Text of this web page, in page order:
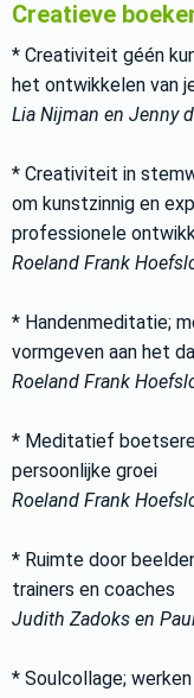
Creatieve
* Creativiteit géén
het ontwikkelen van
Lia Nijman en Jenny
* Creativiteit in
om kunstzinnig en
professionele
Roeland Frank
* Handenmeditatie;
vormgeven aan het
Roeland Frank
* Meditatief
persoonlijke groei
Roeland Frank
* Ruimte door
trainers en coaches
Judith Zadoks en
* Soulcollage;